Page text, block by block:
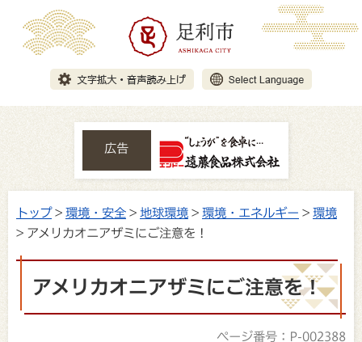
広告
トップ> 環境・安全 > 地球環境 > 環境・エネルギー > 環境
> アメリカオニアザミにご注意を！
アメリカオニアザミにご注意を！
ページ番号：P-002388